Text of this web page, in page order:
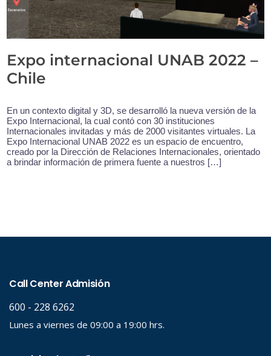
Expo internacional UNAB 2022 –
Chile
En un contexto digital y 3D, se desarrolló la nueva versión de la
Expo Internacional, la cual contó con 30 instituciones
Internacionales invitadas y más de 2000 visitantes virtuales. La
Expo Internacional UNAB 2022 es un espacio de encuentro,
creado por la Dirección de Relaciones Internacionales, orientado
a brindar información de primera fuente a nuestros […]